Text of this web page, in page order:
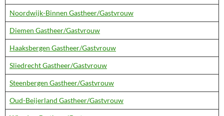
Noordwijk-Binnen Gastheer/Gastvrouw
Diemen Gastheer/Gastvrouw
Haaksbergen Gastheer/Gastvrouw
Sliedrecht Gastheer/Gastvrouw
Steenbergen Gastheer/Gastvrouw
Oud-Beijerland Gastheer/Gastvrouw